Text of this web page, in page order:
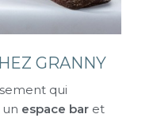
GRANNY
qui
un espace bar et